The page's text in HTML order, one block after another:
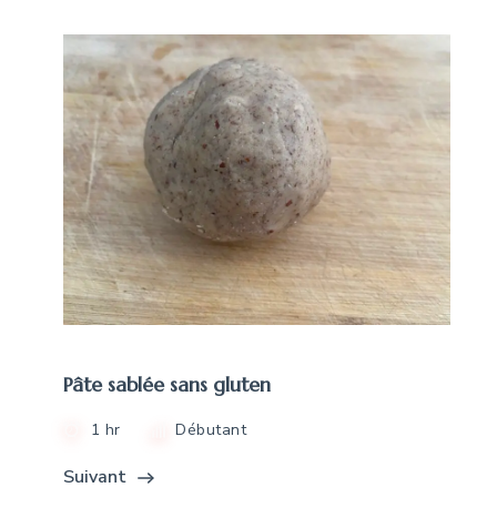
Pâte sablée sans gluten
1 hr Débutant
Suivant